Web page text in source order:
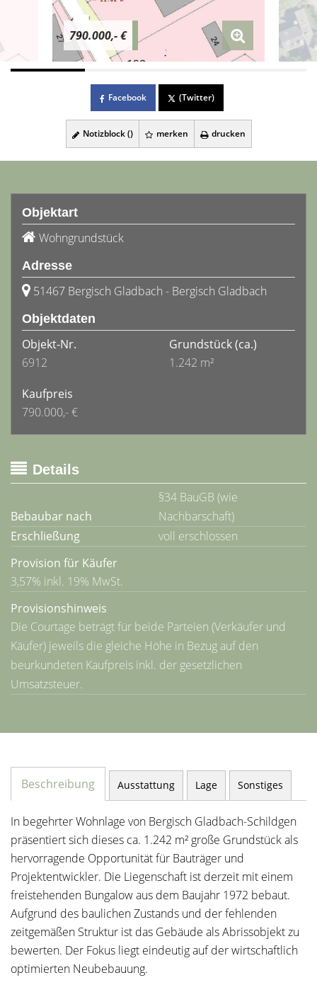
790.000,- €
Facebook (Twitter)
Notizblock () merken drucken
Objektart
Wohngrundstück
Adresse
51467 Bergisch Gladbach - Bergisch Gladbach
Objektdaten
Objekt-Nr.
6912
Grundstück(ca.)
1.242 m²
Kaufpreis
790.000,- €
Details
Bebaubar nach
§34 BauGB (wie
Nachbarschaft)
Erschließung
voll erschlossen
Provision für Käufer
3,57% inkl. 19% MwSt.
Provisionshinweis
Die Courtage beträgt für beide Parteien (Verkäufer und
Käufer) jeweils die gleiche Höhe in Bezug auf den
beurkundeten Kaufpreis inkl. der gesetzlichen
Umsatzsteuer.
Beschreibung Ausstattung Lage Sonstiges
In begehrter Wohnlage von Bergisch Gladbach-Schildgen
präsentiert sich dieses ca. 1.242 m² große Grundstück als
hervorragende Opportunität für Bauträger und
Projektentwickler. Die Liegenschaft ist derzeit mit einem
freistehenden Bungalow aus dem Baujahr 1972 bebaut.
Aufgrund des baulichen Zustands und der fehlenden
zeitgemäßen Struktur ist das Gebäude als Abrissobjekt zu
bewerten. Der Fokus liegt eindeutig auf der wirtschaftlich
optimierten Neubebauung.